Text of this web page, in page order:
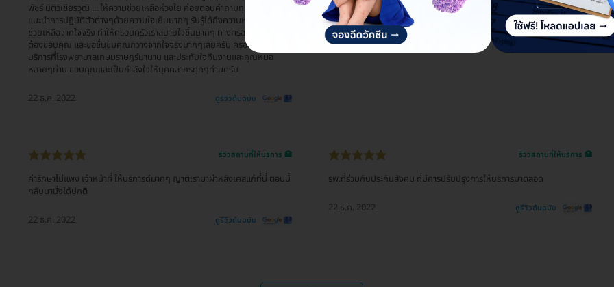
พัชร์ นิติวิเชียรวุฒิ ... ให้ความช่วยเหลือห่วงใย ค่อยตอบคำถามทุกๆคำถาม
แนะนำการปฏิบัติตัวต่างๆด้วยความใจเย็นมากๆ รับรู้ได้ถึงความห่วงใยและอยาก
ช่วยเหลือจากใจจริง ทำให้ครอบครัวเราสบายใจขึ้นมากๆ ทางครอบครัวของเรา
ต้องขอบคุณ และขอชื่นชมคุณกวางจากใจจริงมากๆเลยครับ ครอบครัวเราใช้
บริการที่โรงพยาบาลเกษมราษฎร์มานาน และประทับใจทีมงานและคุณหมอ
หลายๆท่าน ขอบคุณและเป็นกำลังใจให้บุคคลากรทุกๆท่านครับ
22 ธ.ค. 2022 ดูรีวิวต้นฉบับ
ชั่วโมงนึงเสร็จ กลายเป็นครึ่งชั่วโมงตรวจเสร็จเรียบร้อยกลับบ้านได้)
22 ธ.ค. 2022 ดูรีวิวต้นฉบับ
รีวิวสถานที่ให้บริการ 🏥
ค่ารักษาไม่แพง เจ้าหน้าที่ ให้บริการดีมากๆ ญาติเรามาผ่าหลังเคสแก้ที่นี่ ตอนนี้
กลับมานั่งได้ปกติ
22 ธ.ค. 2022 ดูรีวิวต้นฉบับ
รีวิวสถานที่ให้บริการ 🏥
รพ.ที่ร่วมกับประกันสังคม ที่มีการปรับปรุงการให้บริการมาตลอด
22 ธ.ค. 2022 ดูรีวิวต้นฉบับ